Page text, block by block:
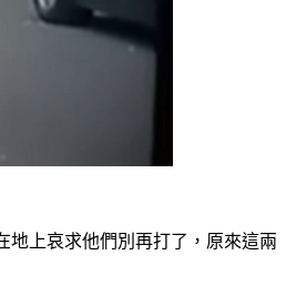
地上哀求他們別再打了，原來這兩